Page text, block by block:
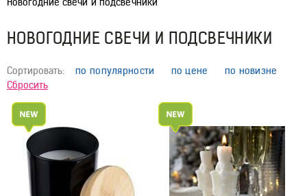
НОВОГОДНИЕ СВЕЧИ И ПОДСВЕЧНИКИ
Сортировать: по популярности по цене
по новизне
Сбросить